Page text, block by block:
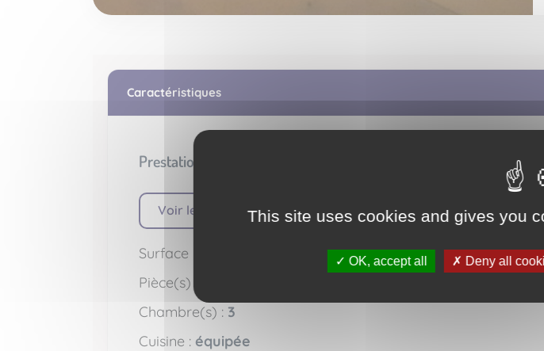
Caractéristiques
Prestations intérieures
Voir le détail des pièces
Surface habitable :
Pièce(s) :
Chambre(s) : 3
Cuisine : équipée
This site uses cookies and gives you
OK, accept all Deny all